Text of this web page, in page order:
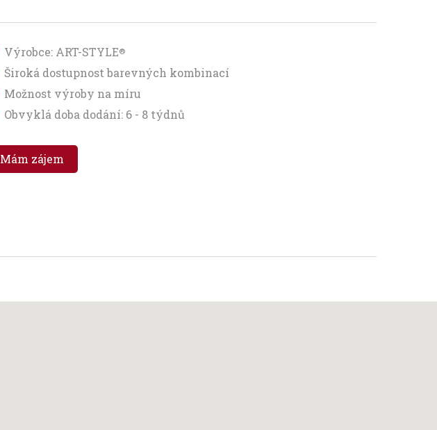
Výrobce: ART-STYLE®
Široká dostupnost barevných kombinací
Možnost výroby na míru
Obvyklá doba dodání: 6 - 8 týdnů
Mám zájem